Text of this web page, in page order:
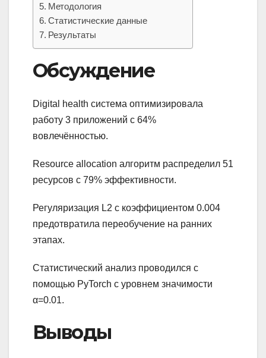
Методология
Статистические данные
Результаты
Обсуждение
Digital health система оптимизировала
работу 3 приложений с 64%
вовлечённостью.
Resource allocation алгоритм распределил 51
ресурсов с 79% эффективности.
Регуляризация L2 с коэффициентом 0.004
предотвратила переобучение на ранних
этапах.
Статистический анализ проводился с
помощью PyTorch с уровнем значимости
α=0.01.
Выводы